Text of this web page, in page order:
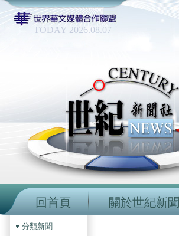
TODAY 2026.08.07
回首頁 關於世紀新
分類新聞